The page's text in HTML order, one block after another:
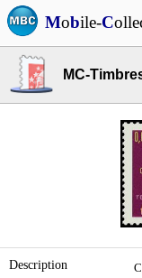
Mobile-C
MC-
Description